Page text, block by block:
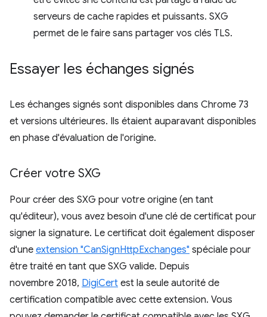
serveurs de cache rapides et puissants. SXG
permet de le faire sans partager vos clés TLS.
Essayer les échanges signés
Les échanges signés sont disponibles dans Chrome 73
et versions ultérieures. Ils étaient auparavant disponibles
en phase d'évaluation de l'origine.
Créer votre SXG
Pour créer des SXG pour votre origine (en tant
qu'éditeur), vous avez besoin d'une clé de certificat pour
signer la signature. Le certificat doit également disposer
d'une extension "CanSignHttpExchanges" spéciale pour
être traité en tant que SXG valide. Depuis
novembre 2018, DigiCert est la seule autorité de
certification compatible avec cette extension. Vous